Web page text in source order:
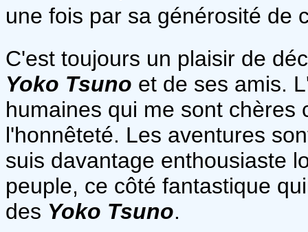
une fois par sa générosité de
C'est toujours un plaisir de
Yoko Tsuno et de ses amis.
humaines qui me sont
l'honnêteté. Les aventures
suis davantage enthousiaste
peuple, ce côté fantastique
des Yoko Tsuno.